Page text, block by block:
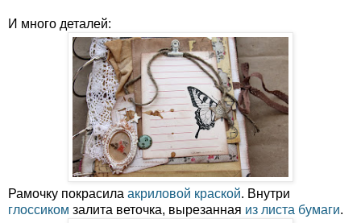
И много деталей:
Рамочку покрасила акриловой краской. Внутри
глоссиком залита веточка, вырезанная из листа бумаги.